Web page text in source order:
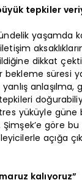
tepkiler
yaşamda
dikkat
bekleme süresi
anlaşılma,
yüküyle güne
Şimşek’e göre
açığa
kalıyoruz”